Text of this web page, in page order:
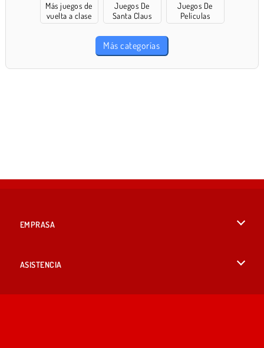
Más juegos de
vuelta a clase
Juegos De
Santa Claus
Juegos De
Películas
Más categorías
EMPRASA
ASISTENCIA
Ayuda